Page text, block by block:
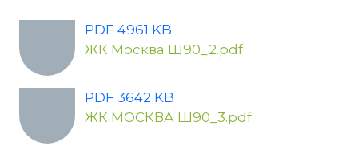
PDF 4961 KB
ЖК Москва Ш90_2.pdf
PDF 3642 KB
ЖК МОСКВА Ш90_3.pdf